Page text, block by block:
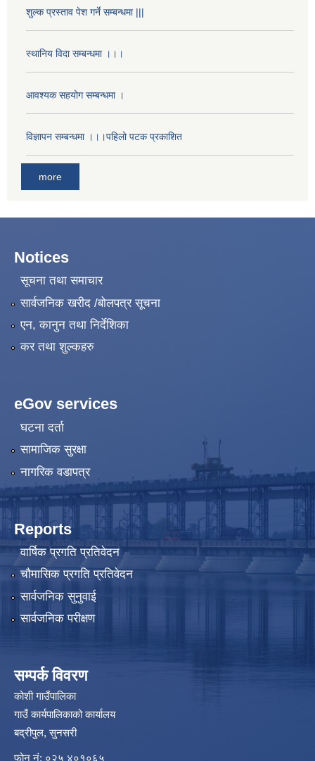
शुल्क प्रस्ताव पेश गर्ने सम्बन्धमा |||
स्थानिय विदा सम्बन्धमा ।।।
आवश्यक सहयोग सम्बन्धमा ।
विज्ञापन सम्बन्धमा ।।।पहिलो पटक प्रकाशित
more
Notices
सूचना तथा समाचार
सार्वजनिक खरीद /बोलपत्र सूचना
एन, कानुन तथा निर्देशिका
कर तथा शुल्कहरु
eGov services
घटना दर्ता
सामाजिक सुरक्षा
नागरिक वडापत्र
Reports
वार्षिक प्रगति प्रतिवेदन
चौमासिक प्रगति प्रतिवेदन
सार्वजनिक सुनुवाई
सार्वजनिक परीक्षण
सम्पर्क विवरण
कोशी गाउँपालिका
गाउँ कार्यपालिकाको कार्यालय
बद्रीपुल, सुनसरी
फोन नं: ०२५ ४०१०६५